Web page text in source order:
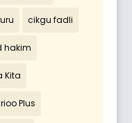
cikgu fadli
hakim
Kita
Plus